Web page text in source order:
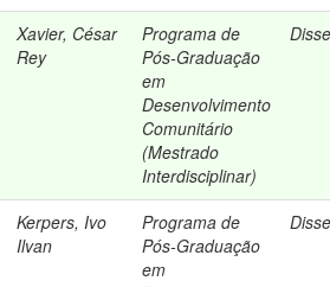
Xavier, César
Rey
Programa de
Pós-Graduação
em
Desenvolvimento
Comunitário
(Mestrado
Interdisciplinar)
Kerpers, Ivo
Ilvan
Programa de
Pós-Graduação
em